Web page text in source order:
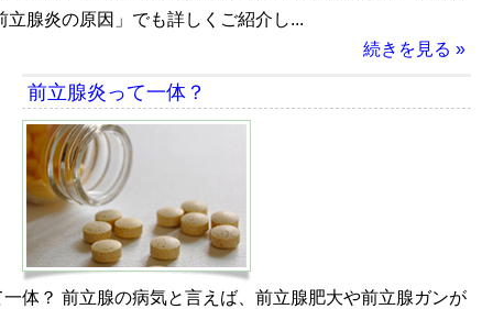
立腺炎の原因」でも詳しくご紹介し...
続きを見る »
前立腺炎って一体？
体？ 前立腺の病気と言えば、前立腺肥大や前立腺ガンが